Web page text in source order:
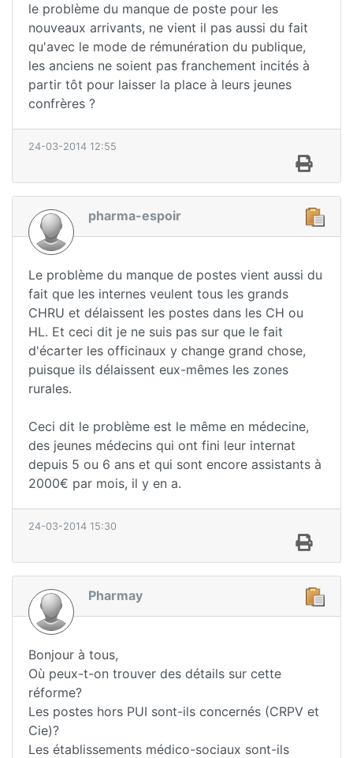
le problème du manque de poste pour les
nouveaux arrivants, ne vient il pas aussi du fait
qu'avec le mode de rémunération du publique,
les anciens ne soient pas franchement incités à
partir tôt pour laisser la place à leurs jeunes
confrères ?
24-03-2014 12:55
pharma-espoir
Le problème du manque de postes vient aussi du
fait que les internes veulent tous les grands
CHRU et délaissent les postes dans les CH ou
HL. Et ceci dit je ne suis pas sur que le fait
d'écarter les officinaux y change grand chose,
puisque ils délaissent eux-mêmes les zones
rurales.
Ceci dit le problème est le même en médecine,
des jeunes médecins qui ont fini leur internat
depuis 5 ou 6 ans et qui sont encore assistants à
2000€ par mois, il y en a.
24-03-2014 15:30
Pharmay
Bonjour à tous,
Où peux-t-on trouver des détails sur cette
réforme?
Les postes hors PUI sont-ils concernés (CRPV et
Cie)?
Les établissements médico-sociaux sont-ils